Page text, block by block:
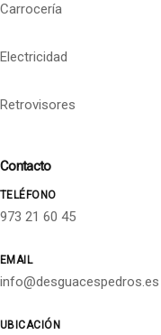
Carrocería
Electricidad
Retrovisores
Contacto
TELÉFONO
973 21 60 45
EMAIL
info@desguacespedros.es
UBICACIÓN